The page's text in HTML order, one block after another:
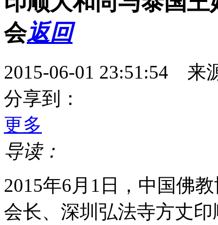
会返回
2015-06-01 23:51:54
分享到：
更多
导读：
2015年6月1日，中国佛
会长、深圳弘法寺方丈